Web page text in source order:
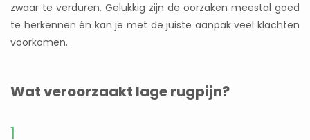
zwaar te verduren. Gelukkig zijn de oorzaken meestal goed
te herkennen én kan je met de juiste aanpak veel klachten
voorkomen.
Wat veroorzaakt lage rugpijn?
1